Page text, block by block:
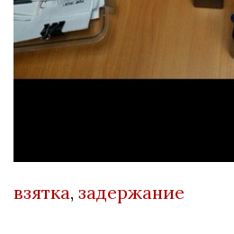
взятка, задержание